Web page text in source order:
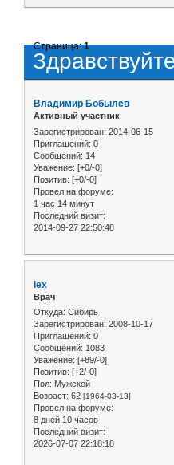
Страница:1
Владимир Бобылев
Активный участник
Зарегистрирован: 2014-06-15
Приглашений: 0
Сообщений: 14
Уважение: [+0/-0]
Позитив: [+0/-0]
Провел на форуме:
1 час 14 минут
Последний визит:
2014-09-27 22:50:48
lex
Врач
Откуда: Сибирь
Зарегистрирован: 2008-10-17
Приглашений: 0
Сообщений: 1083
Уважение: [+89/-0]
Позитив: [+2/-0]
Пол: Мужской
Возраст: 62 [1964-03-13]
Провел на форуме:
8 дней 10 часов
Последний визит:
2026-07-07 22:18:18